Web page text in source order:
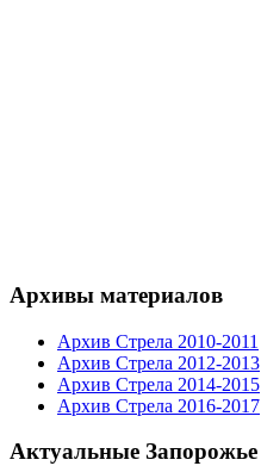
Архивы материалов
Архив Стрела 2010-2011
Архив Стрела 2012-2013
Архив Стрела 2014-2015
Архив Стрела 2016-2017
Актуальные Запорожье